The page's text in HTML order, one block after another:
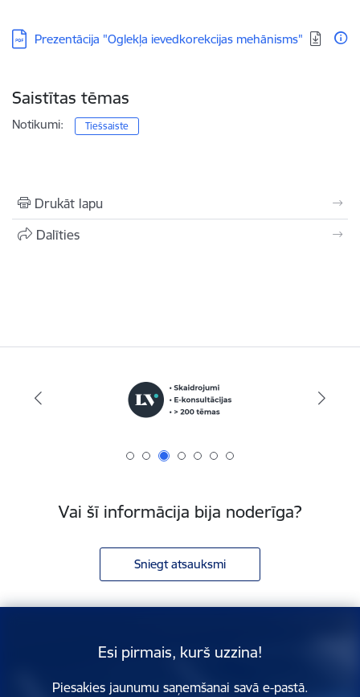
Lejupielādēt:
Prezentācija "Oglekļa ievedkorekcijas mehānisms"
Saistītas tēmas
Notikumi: Tiešsaiste
Drukāt lapu
Dalīties
Vai šī informācija bija noderīga?
Sniegt atsauksmi
Esi pirmais, kurš uzzina!
Piesakies jaunumu saņemšanai savā e-pastā.